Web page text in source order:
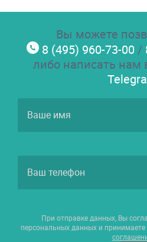
Вы можете
8 (495) 960-73-00 /
либо написать нам
При отправке данных, Вы
персональных данных и принимаете